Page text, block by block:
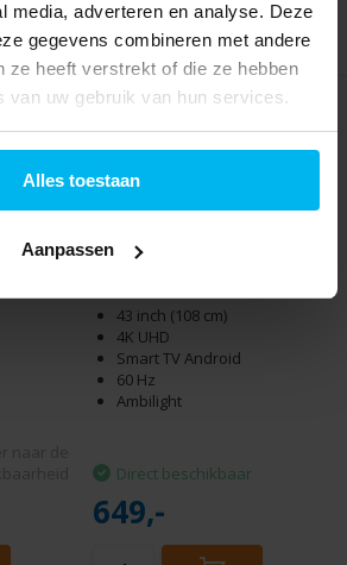
media, adverteren en analyse. Deze
gegevens combineren met andere
ze heeft verstrekt of die ze hebben
van uw gebruik van hun services.
Alles toestaan
Aanpassen
Philips 43PUS8507/12 -
43 inch (108 cm)
4K UHD
Smart TV Android
60 Hz
Ambilight
Direct beschikbaar
649,-